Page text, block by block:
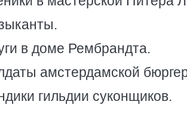
в доме Рембрандта.
амстердамской
гильдии суконщиков.